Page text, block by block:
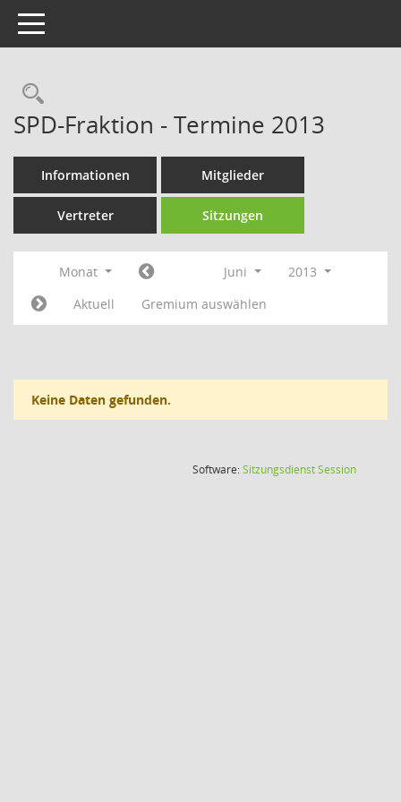
Toggle navigation
Rechercheauswahl
SPD-Fraktion - Termine 2013
Informationen Mitglieder
Vertreter Sitzungen
Monat Juni
2013
Aktuell
Gremium auswählen
Keine Daten gefunden.
Software:SitzungsdienstSession(Wird in